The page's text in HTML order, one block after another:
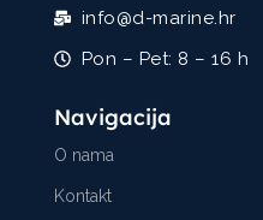
info@d-marine.hr
Pon – Pet: 8 – 16 h
Navigacija
O nama
Kontakt